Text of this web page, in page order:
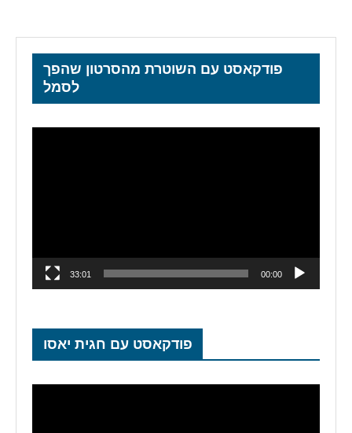
פודקאסט עם השוטרת מהסרטון שהפך
לסמל
00:00
33:01
פודקאסט עם חגית יאסו